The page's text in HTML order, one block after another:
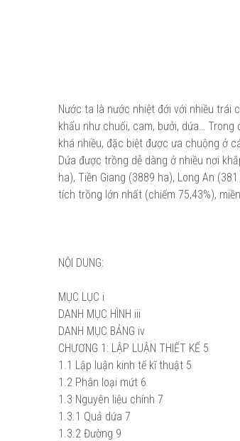
Nước ta là nước nhiệt đới với nhiều
khẩu như chuối, cam, bưởi, dứa…
khá nhiều, đặc biệt được ưa chuộng ở
Dứa được trồng dễ dàng ở nhiều nơi
ha), Tiền Giang (3889 ha), Long An
tích trồng lớn nhất (chiếm 75,43%),
NỘI DUNG:
MỤC LỤC i
DANH MỤC HÌNH iii
DANH MỤC BẢNG iv
CHƯƠNG 1: LẬP LUẬN THIẾT KẾ 5
1.1 Lập luận kinh tế kĩ thuật 5
1.2 Phân loại mứt 6
1.3 Nguyên liệu chính 7
1.3.1 Quả dứa 7
1.3.2 Đường 9